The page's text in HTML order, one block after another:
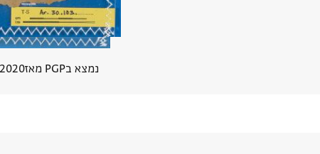
נמצא בPGP מאז